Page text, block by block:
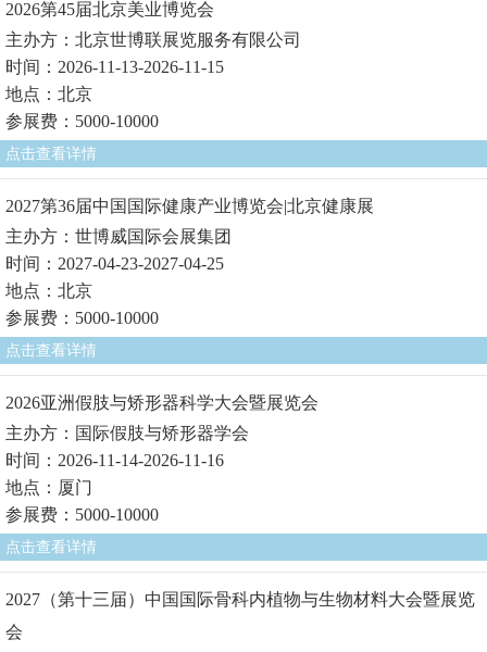
2026第45届北京美业博览会
主办方：北京世博联展览服务有限公司
时间：2026-11-13-2026-11-15
地点：北京
参展费：5000-10000
点击查看详情
2027第36届中国国际健康产业博览会|北京健康展
主办方：世博威国际会展集团
时间：2027-04-23-2027-04-25
地点：北京
参展费：5000-10000
点击查看详情
2026亚洲假肢与矫形器科学大会暨展览会
主办方：国际假肢与矫形器学会
时间：2026-11-14-2026-11-16
地点：厦门
参展费：5000-10000
点击查看详情
2027（第十三届）中国国际骨科内植物与生物材料大会暨展览
会